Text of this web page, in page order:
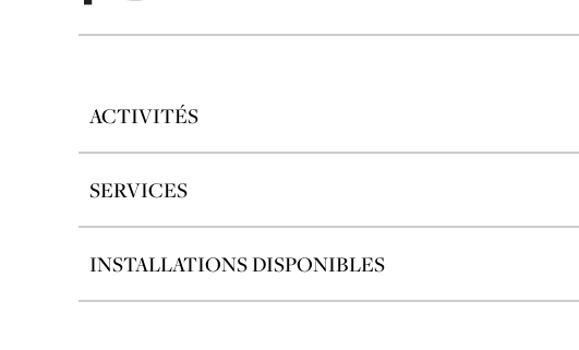
ACTIVITÉS
SERVICES
INSTALLATIONS DISPONIBLES